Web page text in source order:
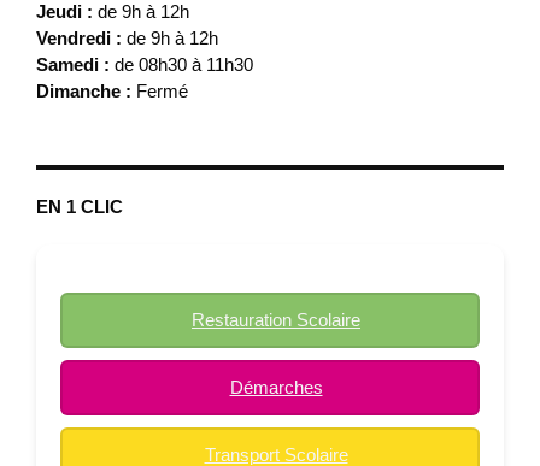
Jeudi : de 9h à 12h
Vendredi : de 9h à 12h
Samedi : de 08h30 à 11h30
Dimanche : Fermé
EN 1 CLIC
Restauration Scolaire
Démarches
Transport Scolaire